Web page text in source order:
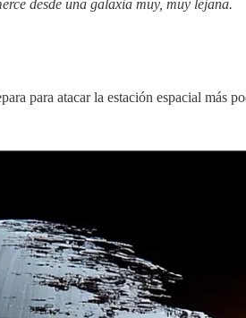
desde una galaxia muy, muy lejana.
para atacar la estación espacial más